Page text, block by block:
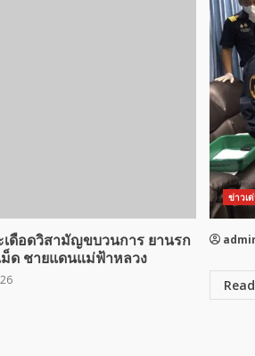
เดือดวิสามัญขบวนการ ยานรก
ม็ด ชายแดนแม่ฟ้าหลวง
ข่าวเ